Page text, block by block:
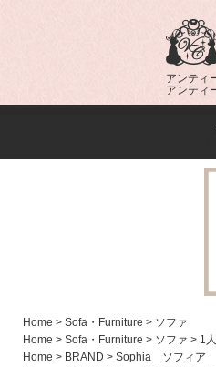
アンティ
アンティ
Home > Sofa・Furniture > ソファ
Home > Sofa・Furniture > ソファ > 1
Home > BRAND > Sophia ソフィア